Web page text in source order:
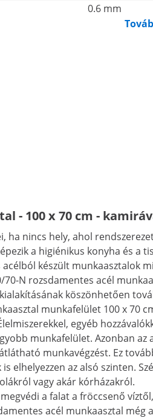
0.6 mm
- 100 x 70 cm -
ha nincs hely, ahol
a higiénikus konyha és a
készült munkaasztalok
70-N rozsdamentes acél
köszönhetően
munkafelület 100 x 70
egyéb
munkafelület. Azonban
munkavégzést. Ez
elhelyezzen az alsó szinten.
vagy akár kórházakról.
a falat a fröccsenő
acél munkaasztal